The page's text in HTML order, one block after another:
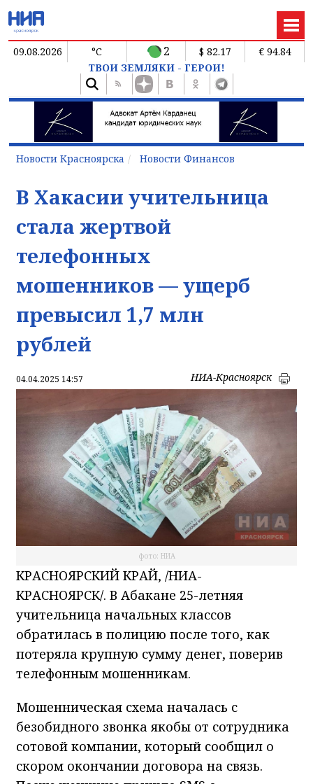
09.08.2026 °C 2 $ 82.17
€ 94.84
ТВОИ ЗЕМЛЯКИ - ГЕРОИ!
Новости Красноярска Новости Финансов
В Хакасии учительница
стала жертвой
телефонных
мошенников — ущерб
превысил 1,7 млн
рублей
04.04.2025 14:57 НИА-Красноярск
фото: НИА
КРАСНОЯРСКИЙ КРАЙ, /НИА-
КРАСНОЯРСК/. В Абакане 25-летняя
учительница начальных классов
обратилась в полицию после того, как
потеряла крупную сумму денег, поверив
телефонным мошенникам.
Мошенническая схема началась с
безобидного звонка якобы от сотрудника
сотовой компании, который сообщил о
скором окончании договора на связь.